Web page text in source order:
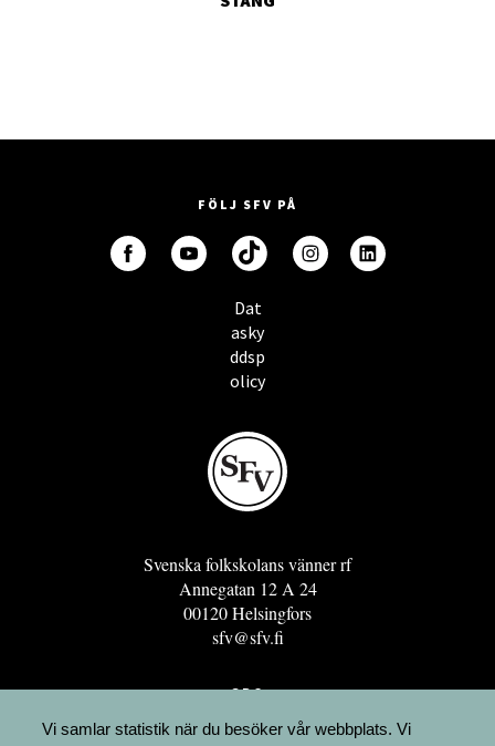
FÖLJ SFV PÅ
Dat
asky
ddsp
olicy
Svenska folkskolans vänner rf
Annegatan 12 A 24
00120 Helsingfors
sfv@sfv.fi
GRO
FÖRENINGSRESURSEN
Vi samlar statistik när du besöker vår webbplats. Vi